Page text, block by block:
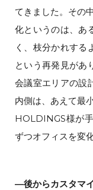
てきました。その
化というのは、あ
く、枝分かれする
という再発見があ
会議室エリアの設
内側は、あえて最
HOLDINGS様が
ずつオフィスを変
―後からカスタマ